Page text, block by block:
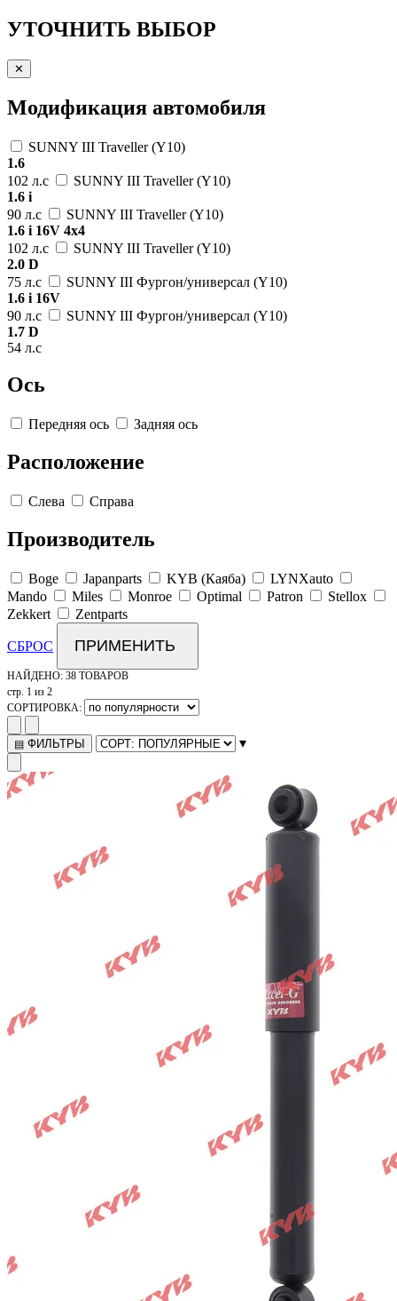
УТОЧНИТЬ ВЫБОР
✕
Модификация автомобиля
SUNNY III Traveller (Y10)
1.6
102 л.с
SUNNY III Traveller (Y10)
1.6 i
90 л.с
SUNNY III Traveller (Y10)
1.6 i 16V 4x4
102 л.с
SUNNY III Traveller (Y10)
2.0 D
75 л.с
SUNNY III Фургон/универсал (Y10)
1.6 i 16V
90 л.с
SUNNY III Фургон/универсал (Y10)
1.7 D
54 л.с
Ось
Передняя ось Задняя ось
Расположение
Слева Справа
Производитель
Boge Japanparts KYB (Каяба)
LYNXauto
Mando
Miles Monroe Optimal Patron
Stellox
Zekkert
Zentparts
СБРОС ПРИМЕНИТЬ
НАЙДЕНО: 38 ТОВАРОВ
стр. 1 из 2
СОРТИРОВКА:
▤ ФИЛЬТРЫ ▾